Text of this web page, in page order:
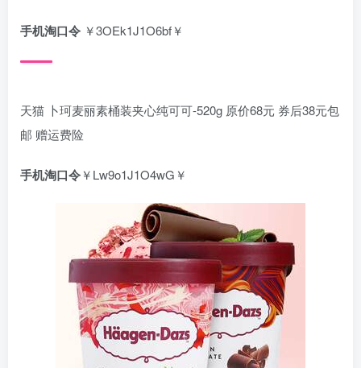
手机淘口令 ￥3OEk1J1O6bf￥
天猫 卜珂麦丽素桶装夹心纯可可-520g 原价68元 券后38元包
邮 赠运费险
手机淘口令￥Lw9o1J1O4wG￥